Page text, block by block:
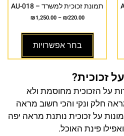
תמונת זכוכית למשרד – AU-018
₪220.00
–
₪1,250.00
בחר אפשרויות
זכוכית?
על הזכוכית מחוסמת ולא
חלק ונקי והכי חשוב מראה
על זכוכית נותנת מראה יפה
פינת האוכל.